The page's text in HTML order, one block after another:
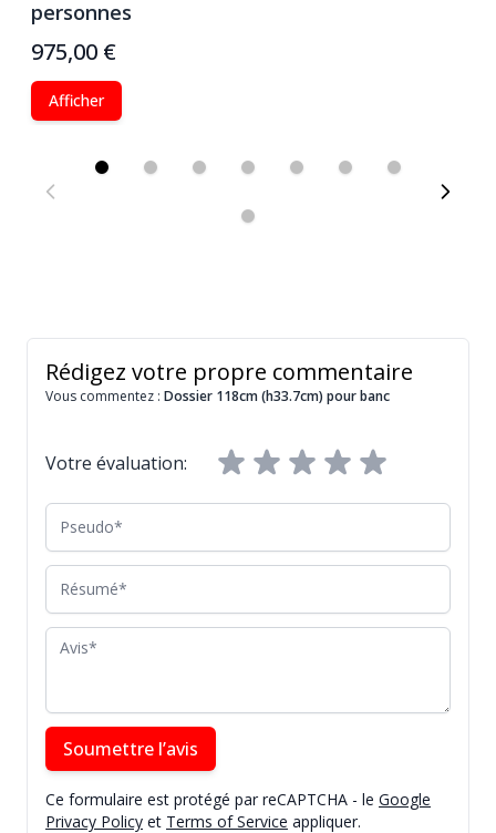
personnes
975,00 €
Afficher
Rédigez votre propre commentaire
Vous commentez : Dossier 118cm (h33.7cm) pour banc
Votre évaluation:
Pseudo
Résumé
Avis
Soumettre l’avis
Ce formulaire est protégé par reCAPTCHA - le Google
Privacy Policy et Terms of Service appliquer.